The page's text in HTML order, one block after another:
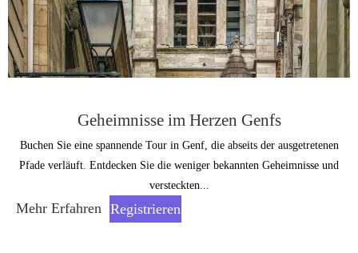
Geheimnisse im Herzen Genfs
Buchen Sie eine spannende Tour in Genf, die abseits der ausgetretenen
Pfade verläuft. Entdecken Sie die weniger bekannten Geheimnisse und
versteckten...
Mehr Erfahren Registrieren